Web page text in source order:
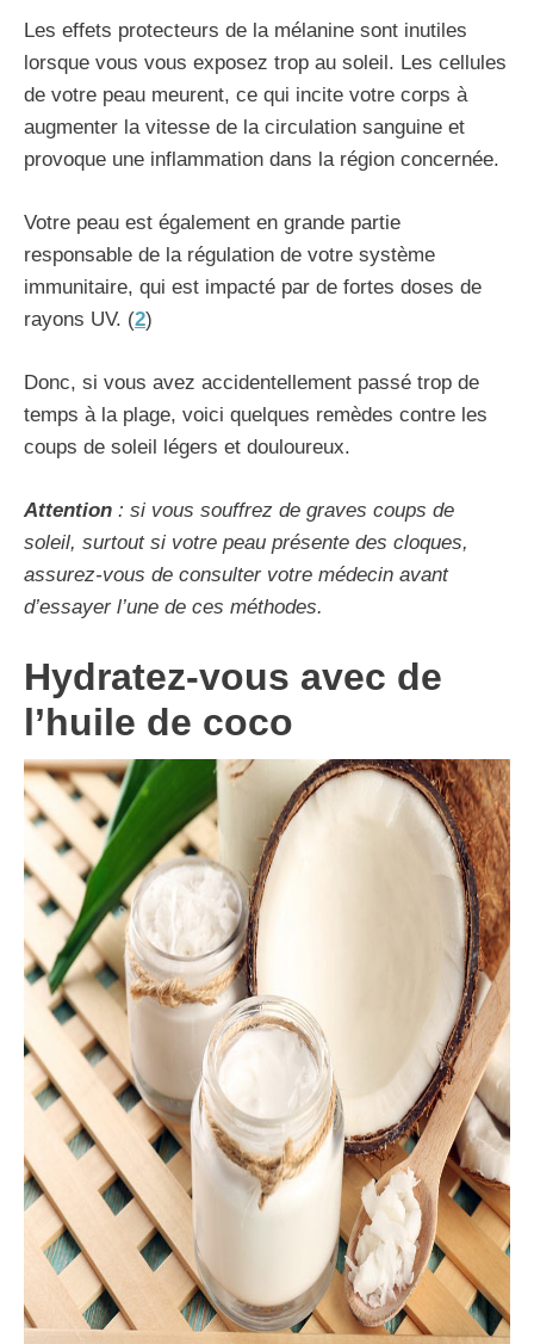
Les effets protecteurs de la mélanine sont inutiles
lorsque vous vous exposez trop au soleil. Les cellules
de votre peau meurent, ce qui incite votre corps à
augmenter la vitesse de la circulation sanguine et
provoque une inflammation dans la région concernée.
Votre peau est également en grande partie
responsable de la régulation de votre système
immunitaire, qui est impacté par de fortes doses de
rayons UV. (2)
Donc, si vous avez accidentellement passé trop de
temps à la plage, voici quelques remèdes contre les
coups de soleil légers et douloureux.
Attention : si vous souffrez de graves coups de
soleil, surtout si votre peau présente des cloques,
assurez-vous de consulter votre médecin avant
d’essayer l’une de ces méthodes.
Hydratez-vous avec de
l’huile de coco